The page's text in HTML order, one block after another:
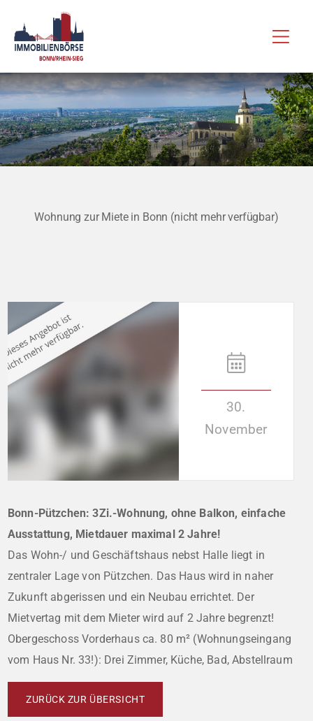
Inhalt
springen
Wohnung zur Miete in Bonn (nicht mehr verfügbar)
30.
November
Bonn-Pützchen: 3Zi.-Wohnung, ohne Balkon, einfache
Ausstattung, Mietdauer maximal 2 Jahre!
Das Wohn-/ und Geschäftshaus nebst Halle liegt in
zentraler Lage von Pützchen. Das Haus wird in naher
Zukunft abgerissen und ein Neubau errichtet. Der
Mietvertag mit dem Mieter wird auf 2 Jahre begrenzt!
Obergeschoss Vorderhaus ca. 80 m² (Wohnungseingang
vom Haus Nr. 33!): Drei Zimmer, Küche, Bad, Abstellraum
ZURÜCK ZUR ÜBERSICHT